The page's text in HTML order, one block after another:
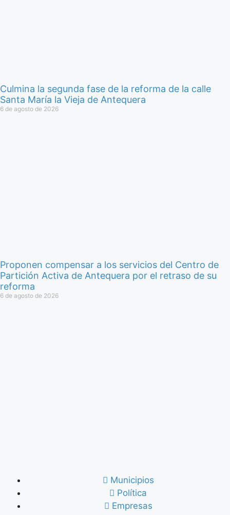
Culmina la segunda fase de la reforma de la calle
Santa María la Vieja de Antequera
6 de agosto de 2026
Proponen compensar a los servicios del Centro de
Partición Activa de Antequera por el retraso de su
reforma
6 de agosto de 2026
Municipios
Política
Empresas